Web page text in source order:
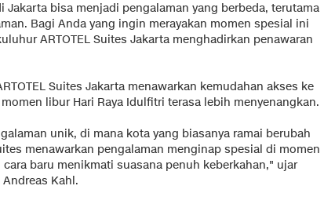
Jakarta bisa menjadi pengalaman yang berbeda, terutama
Bagi Anda yang ingin merayakan momen spesial ini
ARTOTEL Suites Jakarta menghadirkan penawaran
Suites Jakarta menawarkan kemudahan akses ke
libur Hari Raya Idulfitri terasa lebih menyenangkan.
unik, di mana kota yang biasanya ramai berubah
menawarkan pengalaman menginap spesial di momen
baru menikmati suasana penuh keberkahan," ujar
Kahl.